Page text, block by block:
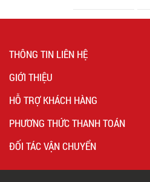
THÔNG TIN LIÊN HỆ
GIỚI THIỆU
HỖ TRỢ KHÁCH HÀNG
PHƯƠNG THỨC THANH TOÁN
ĐỐI TÁC VẬN CHUYỂN